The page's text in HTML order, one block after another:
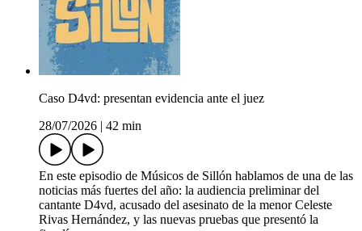
Caso D4vd: presentan evidencia ante el juez
28/07/2026
42 min
En este episodio de Músicos de Sillón hablamos de una de las
noticias más fuertes del año: la audiencia preliminar del
cantante D4vd, acusado del asesinato de la menor Celeste
Rivas Hernández, y las nuevas pruebas que presentó la